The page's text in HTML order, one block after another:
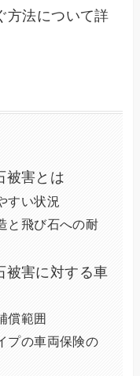
方法について詳
被害とは
すい状況
と飛び石への耐
被害に対する車
償範囲
プの車両保険の